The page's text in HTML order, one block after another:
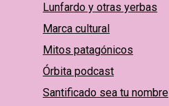
Lunfardo y otras yerbas
Marca cultural
Mitos patagónicos
Órbita podcast
Santificado sea tu nombre